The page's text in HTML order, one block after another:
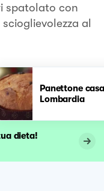
spatolato con
al
Panettone
Lombardia
dieta!